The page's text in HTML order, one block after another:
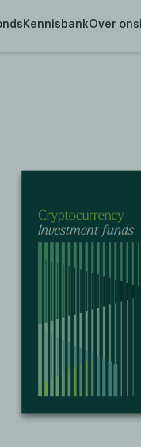
KennisbankOver ons